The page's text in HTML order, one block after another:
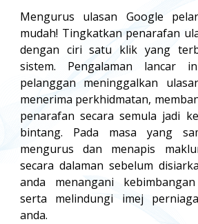
Mengurus ulasan Google
mudah! Tingkatkan penarafan
dengan ciri satu klik yang
sistem. Pengalaman lancar
pelanggan meninggalkan
menerima perkhidmatan,
penarafan secara semula jadi
bintang. Pada masa yang
mengurus dan menapis
secara dalaman sebelum
anda menangani
serta melindungi imej
anda.